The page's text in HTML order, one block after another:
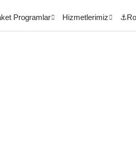
Programlar Hizmetlerimiz